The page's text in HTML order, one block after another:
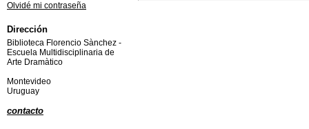
Olvidé mi contraseña
Dirección
Biblioteca Florencio Sànchez -
Escuela Multidisciplinaria de
Arte Dramàtico
Montevideo
Uruguay
contacto